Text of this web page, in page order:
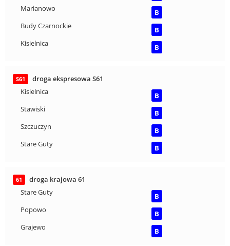
Marianowo
B
Budy Czarnockie
B
Kisielnica
B
S61
droga ekspresowa S61
Kisielnica
B
Stawiski
B
Szczuczyn
B
Stare Guty
B
61
droga krajowa 61
Stare Guty
B
Popowo
B
Grajewo
B